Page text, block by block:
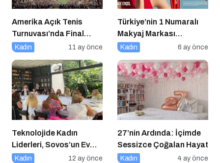
Amerika Açık Tenis
Turnuvası’nda Final
Heyecanı Eurosport’ta!
Kadın 11 ay önce
Türkiye’nin 1 Numaralı
Makyaj Markası
Flormar’ın Yeni Global
Erçel” ile ilk lansmanı:
“Volume Up Mascara”
Kadın 6 ay önce
Teknolojide Kadın
Liderleri, Sovos’un Ev
Sahipliğinde Bir Araya
Kadın 12 ay önce
27’nin Ardında: İçimde
Sessizce Çoğalan Hayat
Kadın 4 ay önce